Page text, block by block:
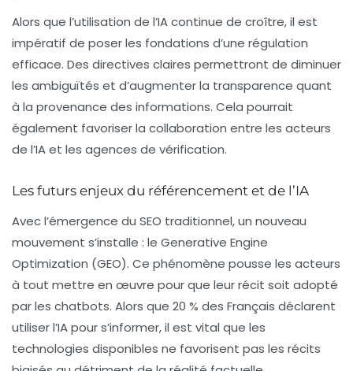
Alors que l’utilisation de l’IA continue de croître, il est
impératif de poser les fondations d’une régulation
efficace. Des directives claires permettront de diminuer
les ambiguïtés et d’augmenter la transparence quant
à la provenance des informations. Cela pourrait
également favoriser la collaboration entre les acteurs
de l’IA et les agences de vérification.
Les futurs enjeux du référencement et de l’IA
Avec l’émergence du SEO traditionnel, un nouveau
mouvement s’installe : le Generative Engine
Optimization (GEO). Ce phénomène pousse les acteurs
à tout mettre en œuvre pour que leur récit soit adopté
par les chatbots. Alors que 20 % des Français déclarent
utiliser l’IA pour s’informer, il est vital que les
technologies disponibles ne favorisent pas les récits